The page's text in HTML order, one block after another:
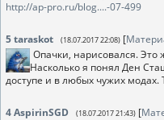
http://ap-pro.ru/blog....-07-499
5taraskot (18.07.2017 22:08) [
Опачки, нарисовался. Это
Насколько я понял Ден
доступе и в любых чужих
4AspirinSGD (18.07.2017 21:43) [